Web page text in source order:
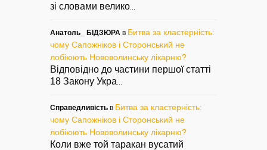
зі словами велико
Анатоль_ БІДЗЮРА в Битва за кластерність:
чому Сапожніков і Сторонський не
лобіюють Нововолинську лікарню?
Відповідно до частини першої статті
18 Закону Укра
Справедливість в Битва за кластерність:
чому Сапожніков і Сторонський не
лобіюють Нововолинську лікарню?
Коли вже той таракан вусатий